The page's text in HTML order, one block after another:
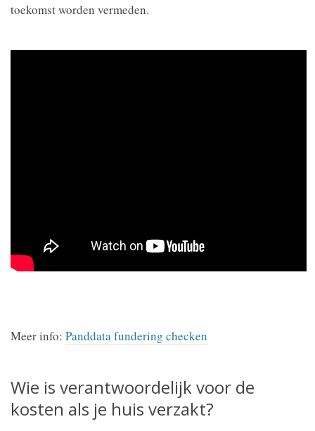
toekomst worden vermeden.
Meer info: Panddata fundering checken
Wie is verantwoordelijk voor de
kosten als je huis verzakt?